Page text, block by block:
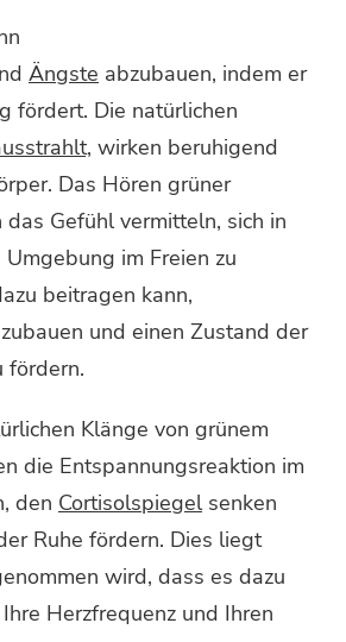
Ängste abzubauen, indem er
fördert. Die natürlichen
wirken beruhigend
Das Hören grüner
das Gefühl vermitteln, sich in
im Freien zu
beitragen kann,
und einen Zustand der
fördern.
Klänge von grünem
die Entspannungsreaktion im
den Cortisolspiegelsenken
Ruhe fördern. Dies liegt
wird, dass es dazu
Herzfrequenz und Ihren